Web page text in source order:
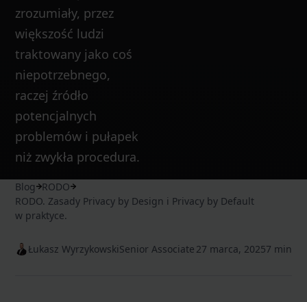
zrozumiały, przez
większość ludzi
traktowany jako coś
niepotrzebnego,
raczej źródło
potencjalnych
problemów i pułapek
niż zwykła procedura.
Blog
RODO
RODO. Zasady Privacy by Design i Privacy by Default
w praktyce.
Łukasz WyrzykowskiSenior Associate 27 marca, 20257 min